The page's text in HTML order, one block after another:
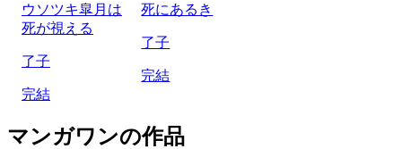
ウソツキ皐月は
死が視える
了子
完結
死にあるき
了子
完結
マンガワンの作品